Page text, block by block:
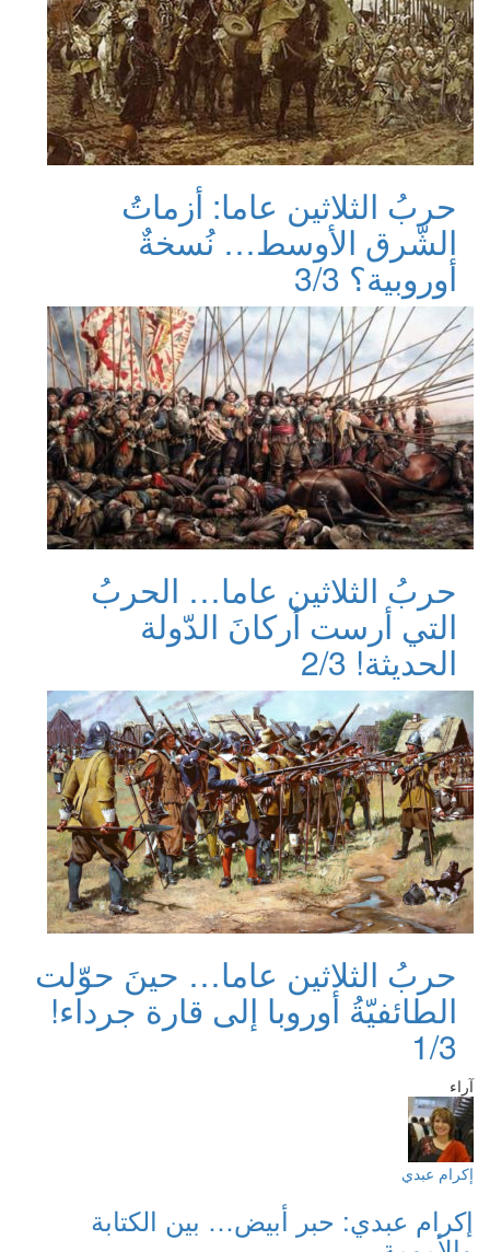
حربُ الثلاثين عاما: أزماتُ
الشّرق الأوسط… نُسخةٌ
أوروبية؟ 3/3
حربُ الثلاثين عاما… الحربُ
التي أرست أركانَ الدّولة
الحديثة! 2/3
حربُ الثلاثين عاما… حينَ حوّلت
الطائفيّةُ أوروبا إلى قارة جرداء!
1/3
آراء
إكرام عبدي
إكرام عبدي: حبر أبيض… بين الكتابة